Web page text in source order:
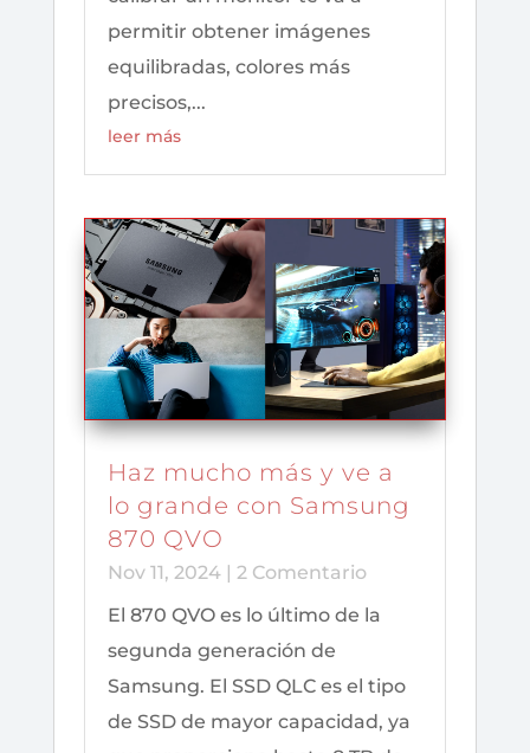
permitir obtener imágenes
equilibradas, colores más
precisos,...
leer más
Haz mucho más y ve a
lo grande con Samsung
870 QVO
Nov 11, 2024| 2 Comentario
El 870 QVO es lo último de la
segunda generación de
Samsung. El SSD QLC es el tipo
de SSD de mayor capacidad, ya